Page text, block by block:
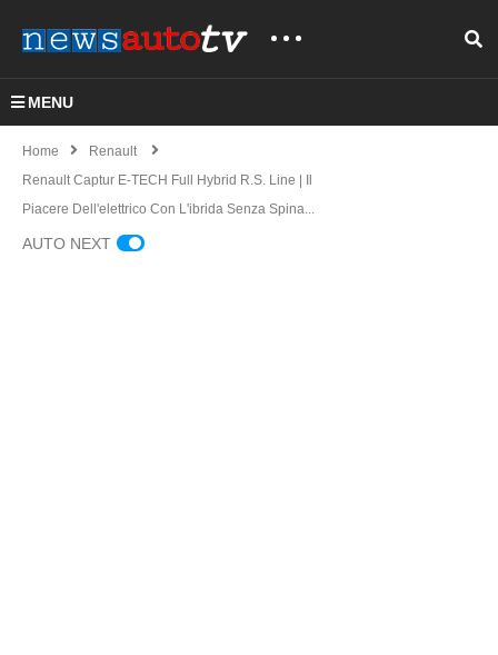
MENU
Home
Renault
Renault Captur E-TECH Full Hybrid R.S. Line | Il
Piacere Dell'elettrico Con L'ibrida Senza Spina...
AUTO NEXT